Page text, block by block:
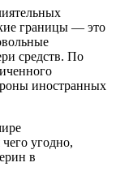
границы — это
средств. По
иностранных
угодно,
в